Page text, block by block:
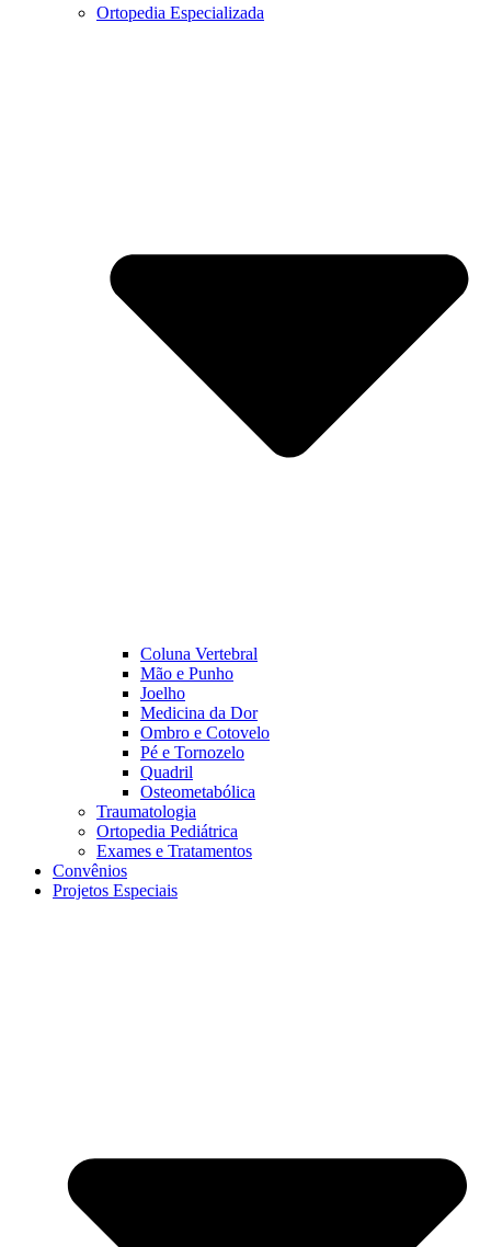
Ortopedia Especializada
Coluna Vertebral
Mão e Punho
Joelho
Medicina da Dor
Ombro e Cotovelo
Pé e Tornozelo
Quadril
Osteometabólica
Traumatologia
Ortopedia Pediátrica
Exames e Tratamentos
Convênios
Projetos Especiais